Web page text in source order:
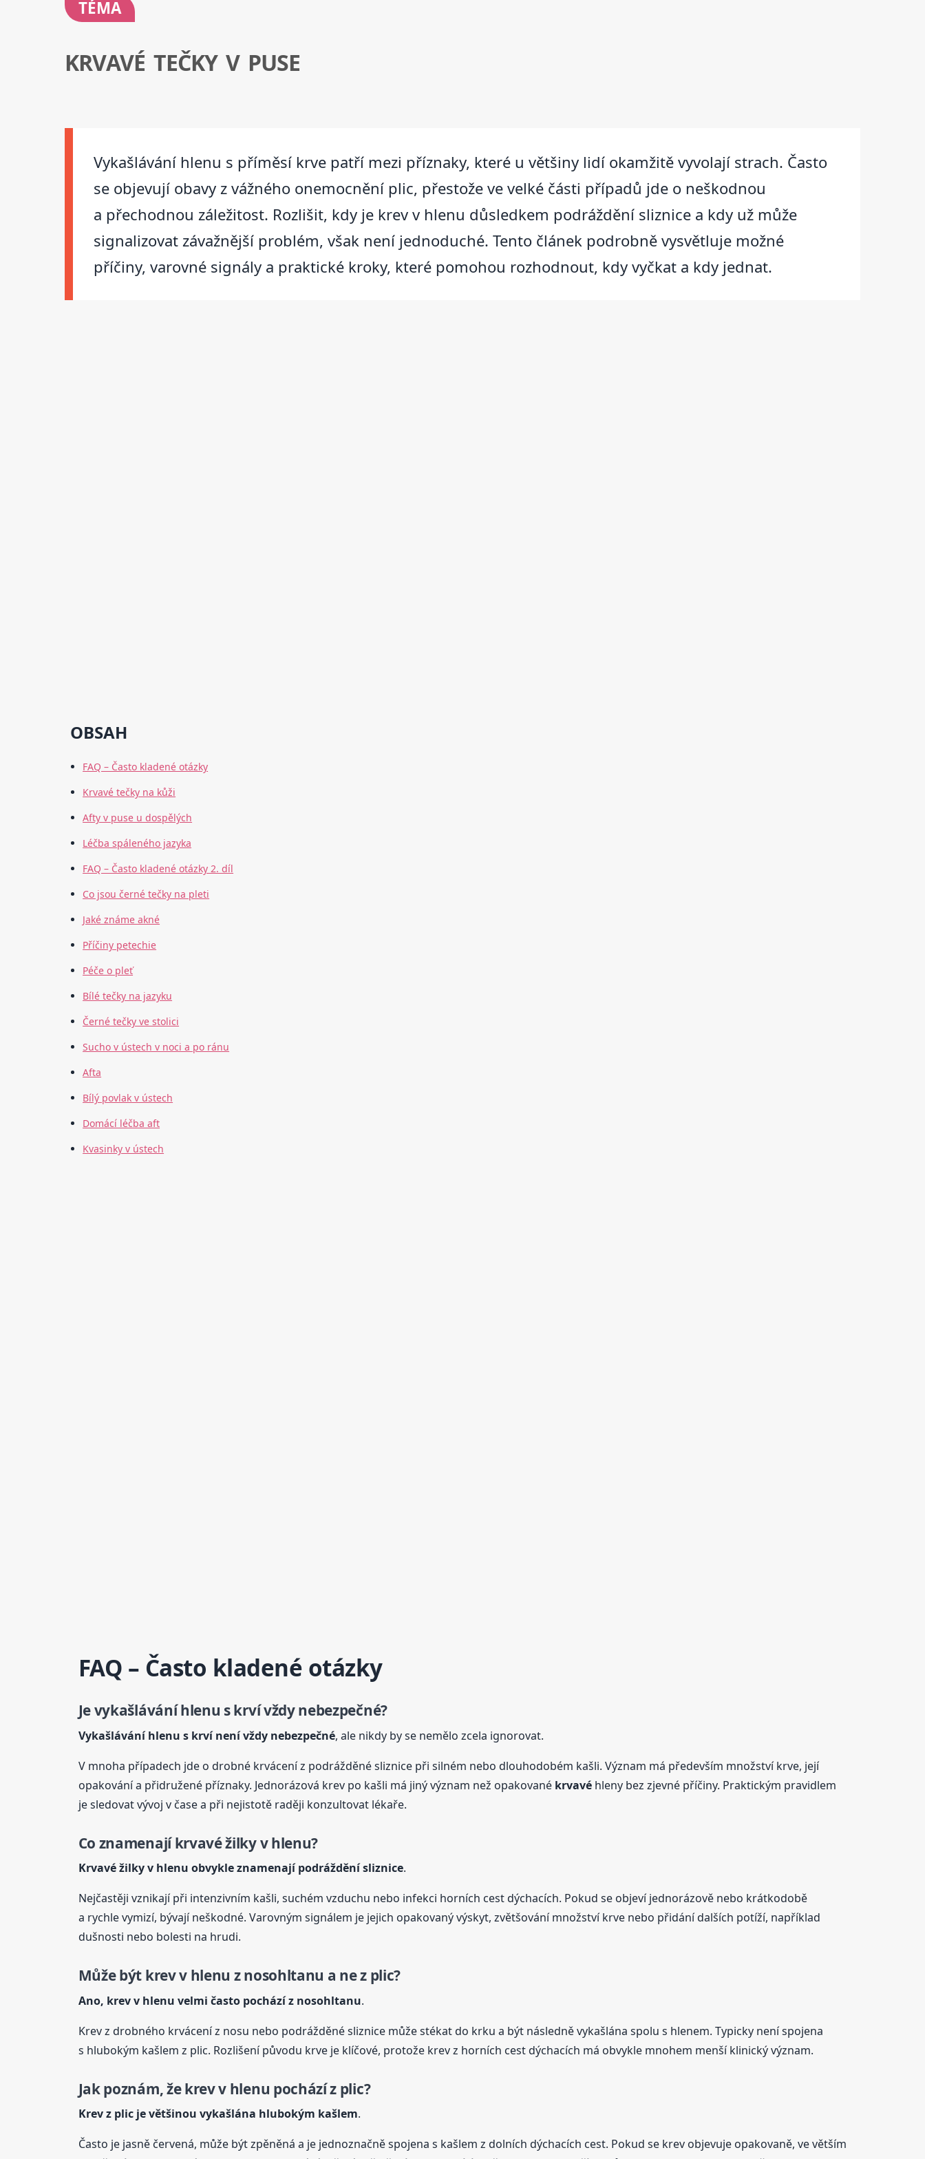
TÉMA
KRVAVÉ TEČKY V PUSE
Vykašlávání hlenu s příměsí krve patří mezi příznaky, které u většiny lidí okamžitě vyvolají strach. Často
se objevují obavy z vážného onemocnění plic, přestože ve velké části případů jde o neškodnou
a přechodnou záležitost. Rozlišit, kdy je krev v hlenu důsledkem podráždění sliznice a kdy už může
signalizovat závažnější problém, však není jednoduché. Tento článek podrobně vysvětluje možné
příčiny, varovné signály a praktické kroky, které pomohou rozhodnout, kdy vyčkat a kdy jednat.
OBSAH
FAQ – Často kladené otázky
Krvavé tečky na kůži
Afty v puse u dospělých
Léčba spáleného jazyka
FAQ – Často kladené otázky 2. díl
Co jsou černé tečky na pleti
Jaké známe akné
Příčiny petechie
Péče o pleť
Bílé tečky na jazyku
Černé tečky ve stolici
Sucho v ústech v noci a po ránu
Afta
Bílý povlak v ústech
Domácí léčba aft
Kvasinky v ústech
FAQ – Často kladené otázky
Je vykašlávání hlenu s krví vždy nebezpečné?
Vykašlávání hlenu s krví není vždy nebezpečné, ale nikdy by se nemělo zcela ignorovat.
V mnoha případech jde o drobné krvácení z podrážděné sliznice při silném nebo dlouhodobém kašli. Význam má především množství krve, její
opakování a přidružené příznaky. Jednorázová krev po kašli má jiný význam než opakované krvavéhleny bez zjevné příčiny. Praktickým pravidlem
je sledovat vývoj v čase a při nejistotě raději konzultovat lékaře.
Co znamenajíkrvavéžilky v hlenu?
Krvavéžilky v hlenu obvykle znamenají podráždění sliznice.
Nejčastěji vznikají při intenzivním kašli, suchém vzduchu nebo infekci horních cest dýchacích. Pokud se objeví jednorázově nebo krátkodobě
a rychle vymizí, bývají neškodné. Varovným signálem je jejich opakovaný výskyt, zvětšování množství krve nebo přidání dalších potíží, například
dušnosti nebo bolesti na hrudi.
Může být krev v hlenu z nosohltanu a ne z plic?
Ano, krev v hlenu velmi často pochází z nosohltanu.
Krev z drobného krvácení z nosu nebo podrážděné sliznice může stékat do krku a být následně vykašlána spolu s hlenem. Typicky není spojena
s hlubokým kašlem z plic. Rozlišení původu krve je klíčové, protože krev z horních cest dýchacích má obvykle mnohem menší klinický význam.
Jak poznám, že krev v hlenu pochází z plic?
Krev z plic je většinou vykašlána hlubokým kašlem.
Často je jasně červená, může být zpěněná a je jednoznačně spojena s kašlem z dolních dýchacích cest. Pokud se krev objevuje opakovaně, ve větším